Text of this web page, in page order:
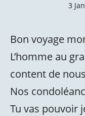
3
Bon voyage
L’homme au
content de
Nos
Tu vas pouvoir